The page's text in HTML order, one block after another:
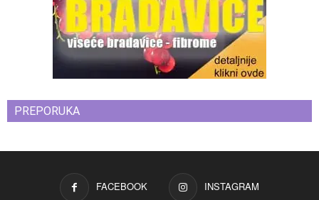
PREPORUKA
FACEBOOK INSTAGRAM